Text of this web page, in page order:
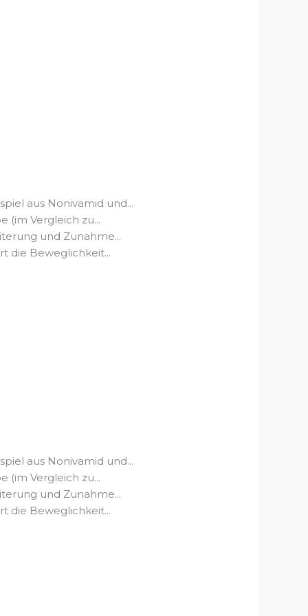
aus Nonivamid und...
(im Vergleich zu...
und Zunahme...
die Beweglichkeit...
aus Nonivamid und...
(im Vergleich zu...
und Zunahme...
die Beweglichkeit...